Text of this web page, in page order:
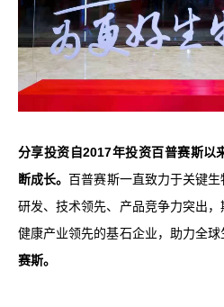
分享投资自2017年投资百普赛斯以
断成长。百普赛斯一直致力于关键
研发、技术领先、产品竞争力突出，
健康产业领先的基石企业，助力全球
赛斯。